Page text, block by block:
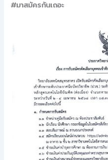
#มาสมัครกันเถอะ